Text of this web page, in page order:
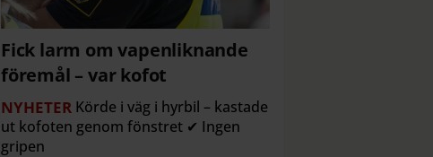
Fick larm om vapenliknande
föremål – var kofot
NYHETER Körde i väg i hyrbil – kastade
ut kofoten genom fönstret ✔ Ingen
gripen